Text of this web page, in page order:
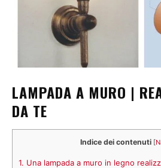
LAMPADA A MURO |
DA TE
Indice dei contenuti [
1. Una lampada a muro in legno